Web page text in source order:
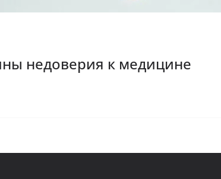
недоверия к медицине